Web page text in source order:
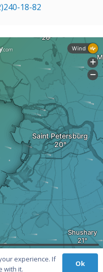
18-82
experience. If
with it.
Ok